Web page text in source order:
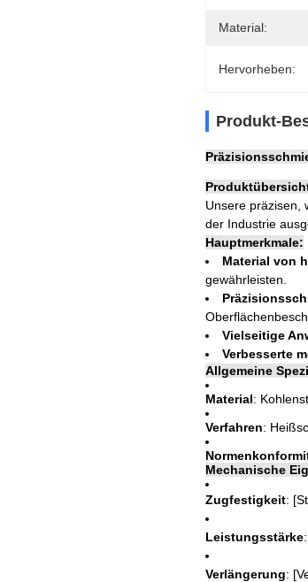
Material:
Hervorheben:
Produkt-
Unsere präzisen,
der Industrie
Hauptmerkmale:
Material von
gewährleisten.
Vielseitige
Verbesserte
Allgemeine
Material:
Verfahren:
Mechanische
Zugfestigkeit:
Leistungsstärke
Verlängerung: